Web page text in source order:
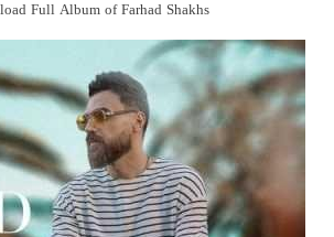
Full Album of Farhad Shakhs